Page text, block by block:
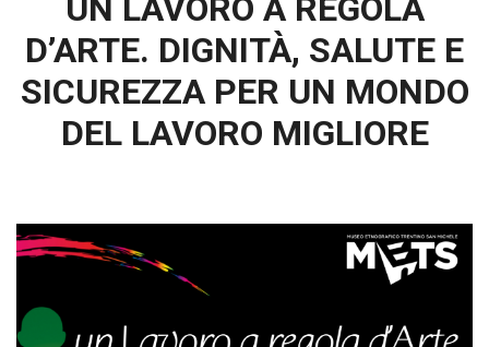
UN LAVORO A REGOLA
D’ARTE. DIGNITÀ, SALUTE E
SICUREZZA PER UN MONDO
DEL LAVORO MIGLIORE